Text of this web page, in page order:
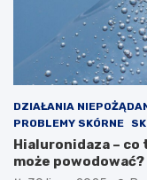
DZIAŁANIA
PROBLEMY SKÓRNE
Hialuronidaza –
może powodować?